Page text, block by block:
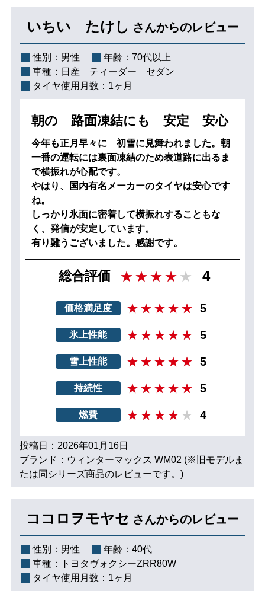
いちい たけし さんからのレビュー
性別： 男性 年齢： 70代以上
車種： 日産 ティーダー セダン
タイヤ使用月数： 1ヶ月
朝の 路面凍結にも 安定 安心
今年も正月早々に 初雪に見舞われました。朝
一番の運転には裏面凍結のため表道路に出るま
で横振れが心配です。
やはり、国内有名メーカーのタイヤは安心です
ね。
しっかり氷面に密着して横振れすることもな
く、発信が安定しています。
有り難うございました。感謝です。
総合評価 4
価格満足度 5
氷上性能 5
雪上性能 5
持続性 5
燃費 4
投稿日：2026年01月16日
ブランド：ウィンターマックス WM02 (※旧モデルま
たは同シリーズ商品のレビューです。)
ココロヲモヤセ さんからのレビュー
性別： 男性 年齢： 40代
車種：
トヨタヴォクシーZRR80W
タイヤ使用月数： 1ヶ月